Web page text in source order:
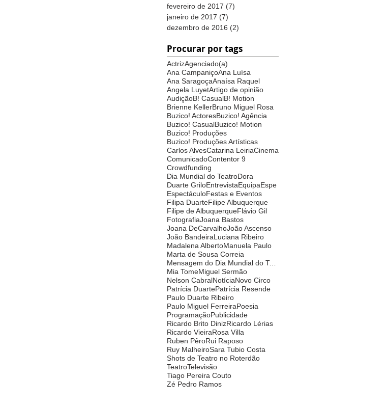
fevereiro de 2017 (7)
janeiro de 2017 (7)
dezembro de 2016 (2)
Procurar por tags
ActrizAgenciado(a)
Ana CampaniçoAna Luísa
Ana SaragoçaAnaísa Raquel
Angela LuyetArtigo de opinião
AudiçãoB! CasualB! Motion
Brienne KellerBruno Miguel Rosa
Buzico! ActoresBuzico! Agência
Buzico! CasualBuzico! Motion
Buzico! Produções
Buzico! Produções Artísticas
Carlos AlvesCatarina LeiriaCinema
ComunicadoContentor 9
Crowdfunding
Dia Mundial do TeatroDora
Duarte GriloEntrevistaEquipaEspe
EspectáculoFestas e Eventos
Filipa DuarteFilipe Albuquerque
Filipe de AlbuquerqueFlávio Gil
FotografiaJoana Bastos
Joana DeCarvalhoJoão Ascenso
João BandeiraLuciana Ribeiro
Madalena AlbertoManuela Paulo
Marta de Sousa Correia
Mensagem do Dia Mundial do Teatro
Mia TomeMiguel Sermão
Nelson CabralNotíciaNovo Circo
Patrícia DuartePatrícia Resende
Paulo Duarte Ribeiro
Paulo Miguel FerreiraPoesia
ProgramaçãoPublicidade
Ricardo Brito DinizRicardo Lérias
Ricardo VieiraRosa Villa
Ruben PêroRui Raposo
Ruy MalheiroSara Tubio Costa
Shots de Teatro no Roterdão
TeatroTelevisão
Tiago Pereira Couto
Zé Pedro Ramos